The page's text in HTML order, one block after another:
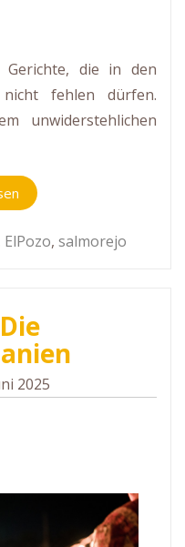
die in den
fehlen dürfen.
unwiderstehlichen
ElPozo, salmorejo
2025